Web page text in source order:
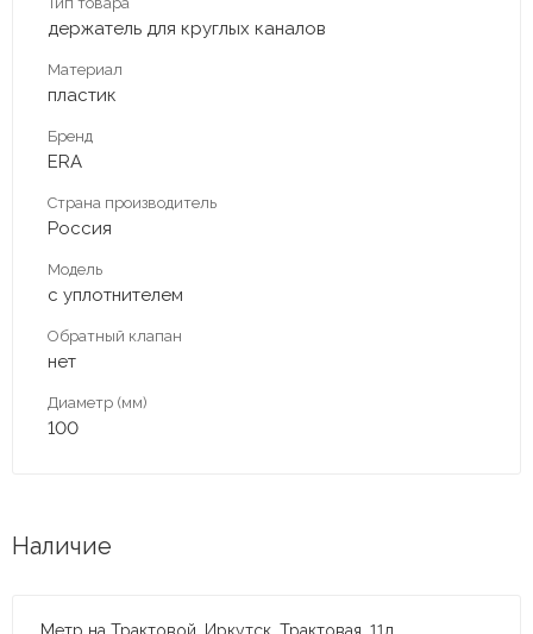
держатель для круглых каналов
Материал
пластик
Бренд
ERA
Страна производитель
Россия
Модель
с уплотнителем
Обратный клапан
нет
Диаметр (мм)
100
Наличие
Метр на Трактовой, Иркутск, Трактовая, 11д